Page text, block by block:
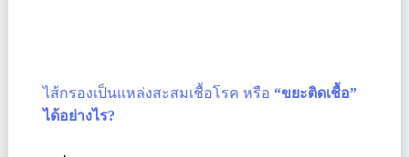
ไส้กรองเป็นแหล่งสะสมเชื้อโรค หรือ “ขยะติดเชื้อ”
ได้อย่างไร?